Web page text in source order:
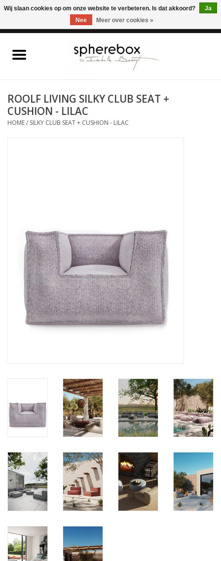
Home
MEUBELEN
Merken
ROOLF LIVING SILKY CLUB SEAT +
CUSHION - LILAC
HOME/ SILKY CLUB SEAT + CUSHION - LILAC
Wij slaan cookies op om onze website te verbeteren. Is dat akkoord?
Ja
Nee
Meer over cookies »
ONLINE WINKEL VOOR WOONACCESSOIRES, MEUBELEN & KUNST – GRATIS